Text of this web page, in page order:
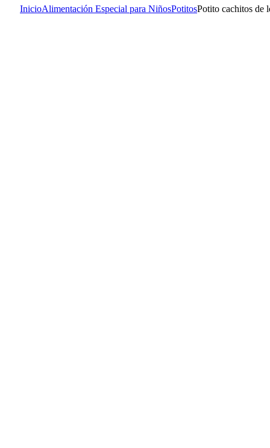
InicioAlimentación Especial para NiñosPotitosPotito cachitos de